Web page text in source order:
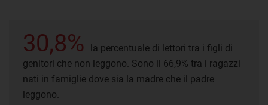
30,8%
la percentuale di lettori tra i figli di
genitori che non leggono. Sono il 66,9% tra i ragazzi
nati in famiglie dove sia la madre che il padre
leggono.